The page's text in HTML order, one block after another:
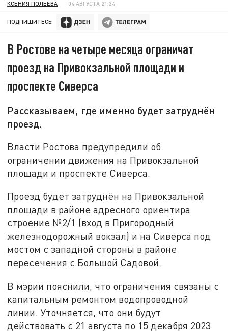
КСЕНИЯ ПОЛЕЕВА 04 АВГУСТА 21:34
ПОДПИШИТЕСЬ:
В Ростове на четыре месяца ограничат
проезд на Привокзальной площади и
проспекте Сиверса
Рассказываем, где именно будет затруднён
проезд.
Власти Ростова предупредили об
ограничении движения на Привокзальной
площади и проспекте Сиверса.
Проезд будет затруднён на Привокзальной
площади в районе адресного ориентира
строение №2/1 (вход в Пригородный
железнодорожный вокзал) и на Сиверса под
мостом с западной стороны в районе
пересечения с Большой Садовой.
В мэрии пояснили, что ограничения связаны с
капитальным ремонтом водопроводной
линии. Уточняется, что они будут
действовать с 21 августа по 15 декабря 2023